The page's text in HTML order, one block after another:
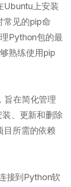
Ubuntu上安装
常见的pip命
Python包的最
熟练使用pip
旨在简化管理
、更新和删除
目所需的依赖
接到Python软